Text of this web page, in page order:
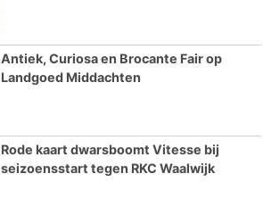
Antiek, Curiosa en Brocante Fair op
Landgoed Middachten
Rode kaart dwarsboomt Vitesse bij
seizoensstart tegen RKC Waalwijk